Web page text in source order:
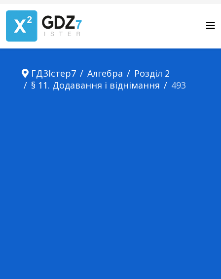
ГДЗІстер7 Алгебра
Розділ 2
§ 11. Додавання і віднімання
493